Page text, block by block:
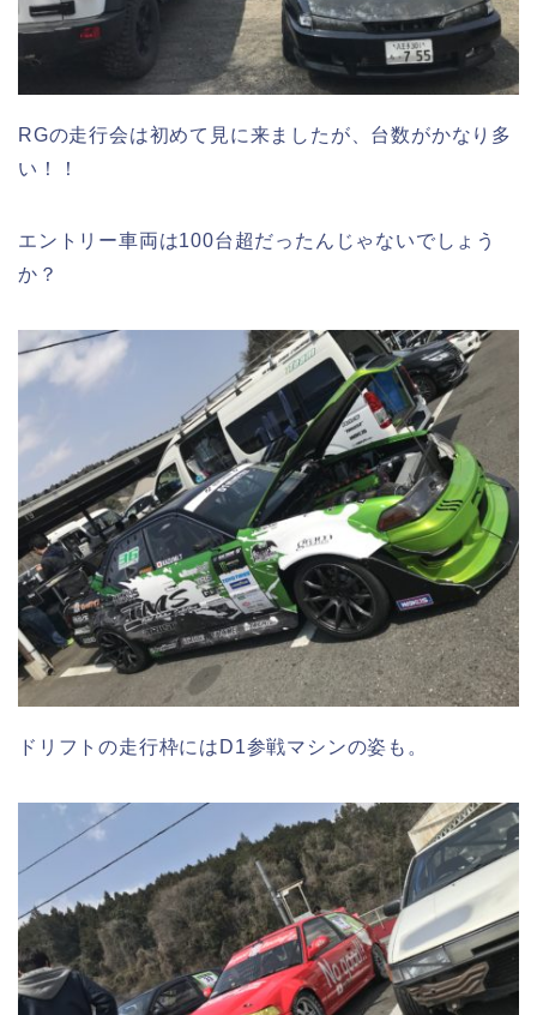
RGの走行会は初めて見に来ましたが、台数がかなり多
い！！
エントリー車両は100台超だったんじゃないでしょう
か？
ドリフトの走行枠にはD1参戦マシンの姿も。­